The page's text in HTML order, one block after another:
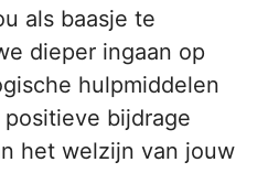
als baasje te
dieper ingaan op
hulpmiddelen
bijdrage
het welzijn van jouw